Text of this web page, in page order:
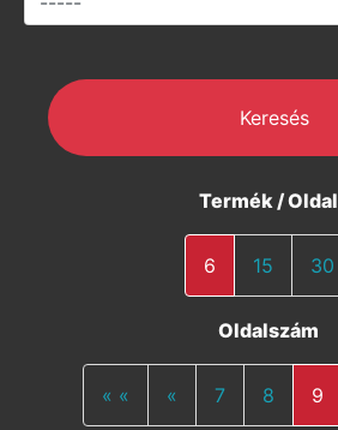
Termék / Oldal
6 15 30
Oldalszám
« « Első oldal
« Előző
7 8 9